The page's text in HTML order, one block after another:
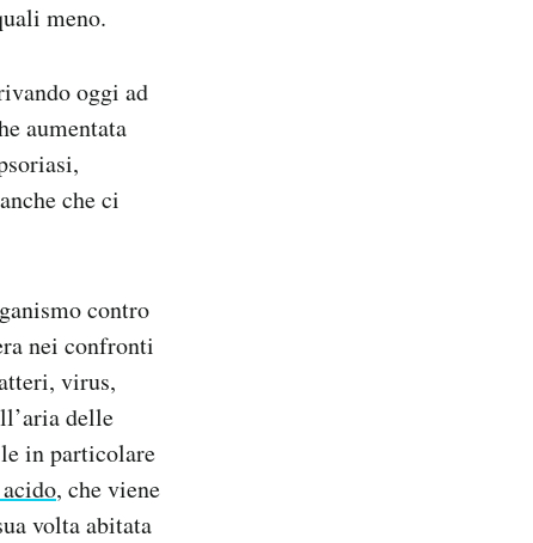
meno.
oggi ad
aumentata
che ci
contro
nei confronti
virus,
delle
in particolare
, che viene
volta abitata